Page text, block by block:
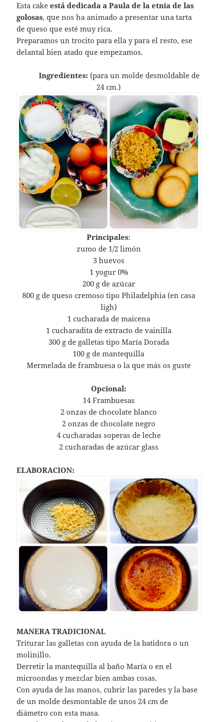
Esta cakeestá dedicada a Paula de la etnia de las
golosas, que nos ha animado a presentar una tarta
de queso que esté muy rica.
Preparamos un trocito para ella y para el resto, ese
delantal bien atado que empezamos.
Ingredientes: (para un molde desmoldable de
24 cm.)
Principales:
zumo de 1/2 limón
3 huevos
1 yogur 0%
200 g de azúcar
800 g de queso cremoso tipo Philadelphia (en casa
ligh)
1 cucharada de maicena
1 cucharadita de extracto de vainilla
300 g de galletas tipo María Dorada
100 g de mantequilla
Mermelada de frambuesa o la que más os guste
Opcional:
14 Frambuesas
2 onzas de chocolate blanco
2 onzas de chocolate negro
4 cucharadas soperas de leche
2 cucharadas de azúcar glass
ELABORACION:
MANERA TRADICIONAL
Triturar las galletas con ayuda de la batidora o un
molinillo.
Derretir la mantequilla al baño María o en el
microondas y mezclar bien ambas cosas.
Con ayuda de las manos, cubrir las paredes y la base
de un molde desmontable de unos 24 cm de
diámetro con esta masa.